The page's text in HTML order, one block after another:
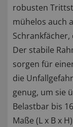
robusten
mühelos auch
Der stabile
sorgen für
die
genug, um sie
Belastbar bis
Maße (L x B x